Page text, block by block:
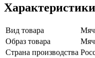
Характеристики
Вид товара
Образ товара
Мяч
Страна производства